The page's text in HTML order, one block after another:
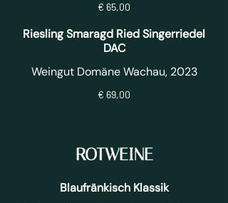
€ 65,00
Riesling Smaragd Ried Singerriedel
DAC
Weingut Domäne Wachau, 2023
€ 69,00
ROTWEINE
Blaufränkisch Klassik